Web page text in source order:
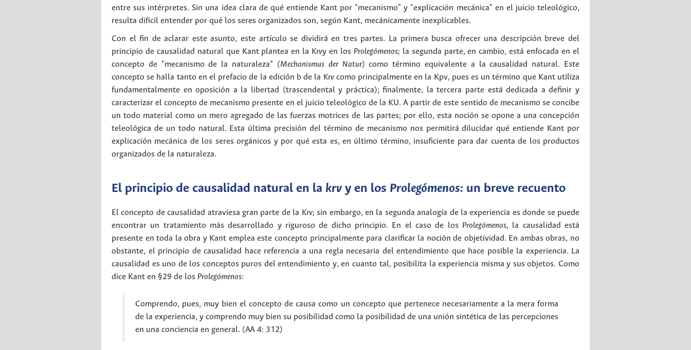
entre sus intérpretes. Sin una idea clara de qué entiende Kant por "mecanismo" y "explicación mecánica" en el juicio teleológico,
resulta difícil entender por qué los seres organizados son, según Kant, mecánicamente inexplicables.
Con el fin de aclarar este asunto, este artículo se dividirá en tres partes. La primera busca ofrecer una descripción breve del
principio de causalidad natural que Kant plantea en la Krvy en los Prolegómenos; la segunda parte, en cambio, está enfocada en el
concepto de "mecanismo de la naturaleza" (Mechanismus der Natur) como término equivalente a la causalidad natural. Este
concepto se halla tanto en el prefacio de la edición b de la Krvcomo principalmente en la Kpv, pues es un término que Kant utiliza
fundamentalmente en oposición a la libertad (trascendental y práctica); finalmente, la tercera parte está dedicada a definir y
caracterizar el concepto de mecanismo presente en el juicio teleológico de la KU. A partir de este sentido de mecanismo se concibe
un todo material como un mero agregado de las fuerzas motrices de las partes; por ello, esta noción se opone a una concepción
teleológica de un todo natural. Esta última precisión del término de mecanismo nos permitirá dilucidar qué entiende Kant por
explicación mecánica de los seres orgánicos y por qué esta es, en último término, insuficiente para dar cuenta de los productos
organizados de la naturaleza.
El principio de causalidad natural en la krv y en los Prolegómenos: un breve recuento
El concepto de causalidad atraviesa gran parte de la Krv; sin embargo, en la segunda analogía de la experiencia es donde se puede
encontrar un tratamiento más desarrollado y riguroso de dicho principio. En el caso de los Prolegómenos, la causalidad está
presente en toda la obra y Kant emplea este concepto principalmente para clarificar la noción de objetividad. En ambas obras, no
obstante, el principio de causalidad hace referencia a una regla necesaria del entendimiento que hace posible la experiencia. La
causalidad es uno de los conceptos puros del entendimiento y, en cuanto tal, posibilita la experiencia misma y sus objetos. Como
dice Kant en §29 de los Prolegómenos:
Comprendo, pues, muy bien el concepto de causa como un concepto que pertenece necesariamente a la mera forma
de la experiencia, y comprendo muy bien su posibilidad como la posibilidad de una unión sintética de las percepciones
en una conciencia en general. (AA 4: 312)